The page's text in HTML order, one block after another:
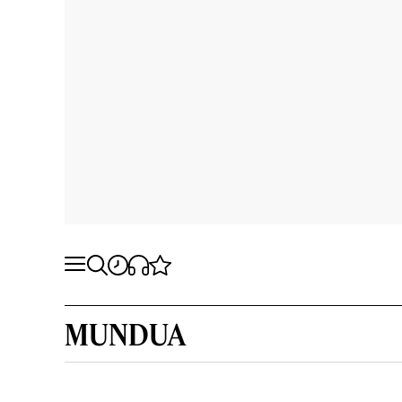
MUNDUA